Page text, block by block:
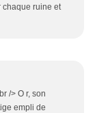
chaque ruine et
/> O r, son
empli de